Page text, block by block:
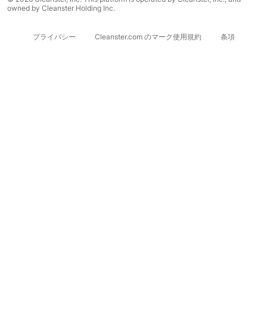
owned by Cleanster Holding Inc.
プライバシー Cleanster.com のマーク使用規約 条項